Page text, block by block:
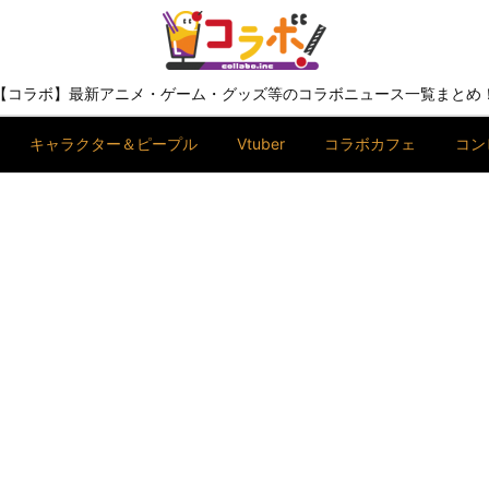
【コラボ】最新アニメ・ゲーム・グッズ等のコラボニュース一覧まとめ！
キャラクター＆ピープル Vtuber コラボカフェ コ